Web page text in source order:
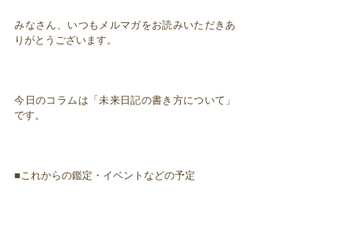
みなさん、いつもメルマガをお読みいただきあ
りがとうございます。
今日のコラムは「未来日記の書き方について」
です。
■これからの鑑定・イベントなどの予定